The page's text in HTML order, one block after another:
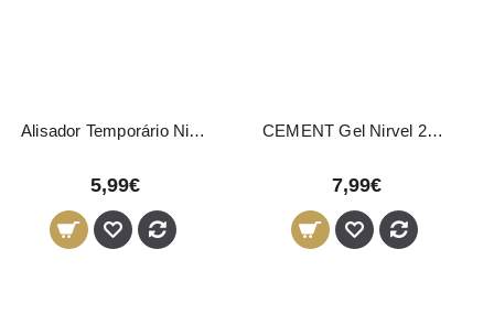
Alisador Temporário Nirvel 250ml
5,99€
CEMENT Gel Nirvel 200ml
7,99€